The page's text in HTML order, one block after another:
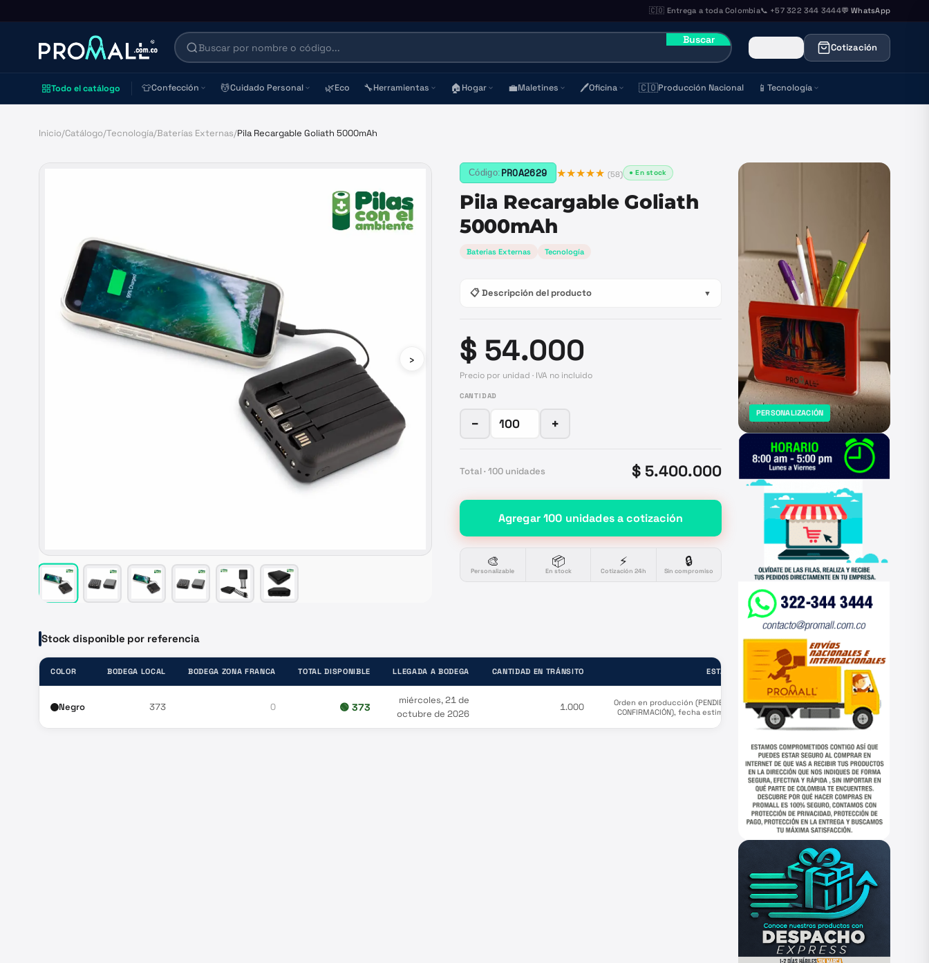
🇨🇴 Entrega a toda Colombia📞 +57 322 344 3444💬 WhatsApp
Buscar
Cotización
Todo el catálogo 👕Confección 💆Cuidado Personal 🌿Eco 🔧Herramientas 🏠Hogar 💼Maletines 🖊️Oficina 🇨🇴Producción Nacional 📱 Tecnología
Inicio/Catálogo/Tecnología/Baterías Externas/Pila Recargable Goliath 5000mAh
›
Código: PROA2629 ★★★★★ (58) ● En stock
Pila Recargable Goliath
5000mAh
Baterias Externas Tecnología
📋 Descripción del producto ▼
$ 54.000
Precio por unidad · IVA no incluido
CANTIDAD
− +
Total · 100 unidades $ 5.400.000
Agregar100 unidadesa cotización
🎨
Personalizable
📦
En stock
⚡
Cotización 24h
🔒
Sin compromiso
Stock disponible por referencia
COLOR BODEGA LOCAL BODEGA ZONA FRANCA TOTAL DISPONIBLE LLEGADA A BODEGA CANTIDAD EN TRÁNSITO ESTADO
Negro 373 0 🟢 373
miércoles, 21 de
octubre de 2026
1.000
Orden en producción (PENDIENTE
CONFIRMACIÓN), fecha estimada
salida de puerto origen
Septiembre 5
PERSONALIZACIÓN